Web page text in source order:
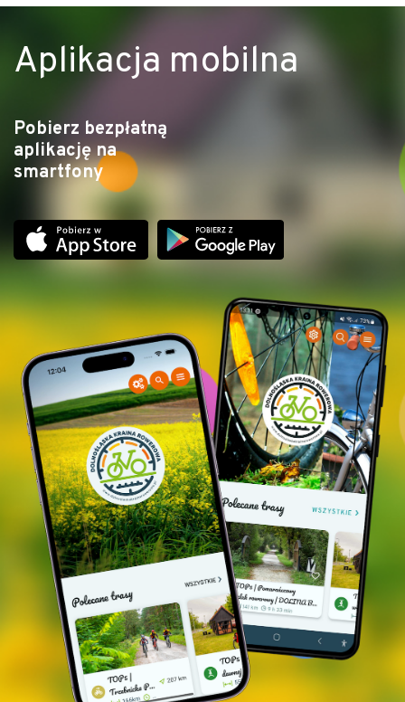
Aplikacja mobilna
Pobierz bezpłatną
aplikację na
smartfony